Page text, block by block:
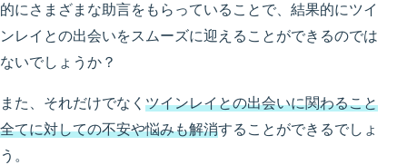
的にさまざまな助言をもらっていることで、結果的にツイ
ンレイとの出会いをスムーズに迎えることができるのでは
ないでしょうか？
また、それだけでなく ツインレイとの出会いに関わること
全てに対しての不安や悩みも解消することができるでしょ
う。